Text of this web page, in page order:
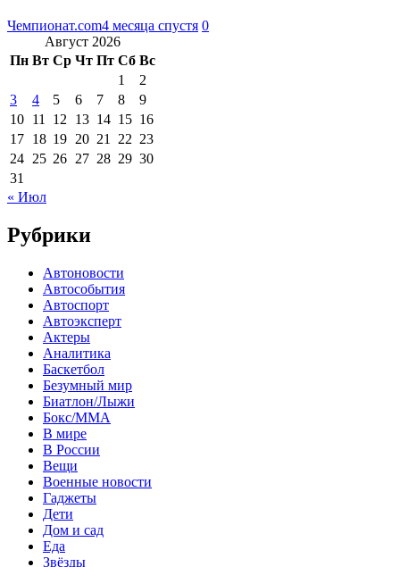
Чемпионат.com4 месяца спустя 0
Август 2026
Пн Вт Ср Чт Пт Сб Вс
1
2
3
4 5 6 7 8
9
10 11 12 13 14 15 16
17 18 19 20 21 22 23
24 25 26 27 28 29 30
31
« Июл
Рубрики
Автоновости
Автособытия
Автоспорт
Автоэксперт
Актеры
Аналитика
Баскетбол
Безумный мир
Биатлон/Лыжи
Бокс/MMA
В мире
В России
Вещи
Военные новости
Гаджеты
Дети
Дом и сад
Еда
Звёзды